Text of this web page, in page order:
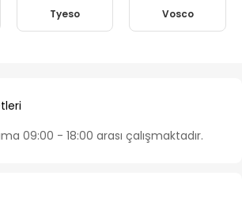
Tyeso Vosco
09:00 - 18:00 arası çalışmaktadır.